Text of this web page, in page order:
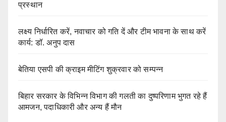
प्रस्थान
लक्ष्य निर्धारित करें, नवाचार को गति दें और टीम भावना के साथ करें
कार्य: डॉ. अनुप दास
बेतिया एसपी की क्राइम मीटिंग शुक्रवार को सम्पन्न
बिहार सरकार के विभिन्न विभाग की गलती का दुष्परिणाम भुगत रहे हैं
आमजन, पदाधिकारी और अन्य हैं मौन